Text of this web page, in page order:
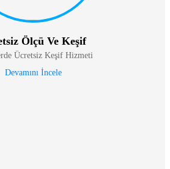
Ölçü Ve Keşif
Ücretsiz Keşif Hizmeti
Devamını İncele